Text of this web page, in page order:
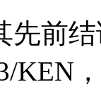
先前
KEN